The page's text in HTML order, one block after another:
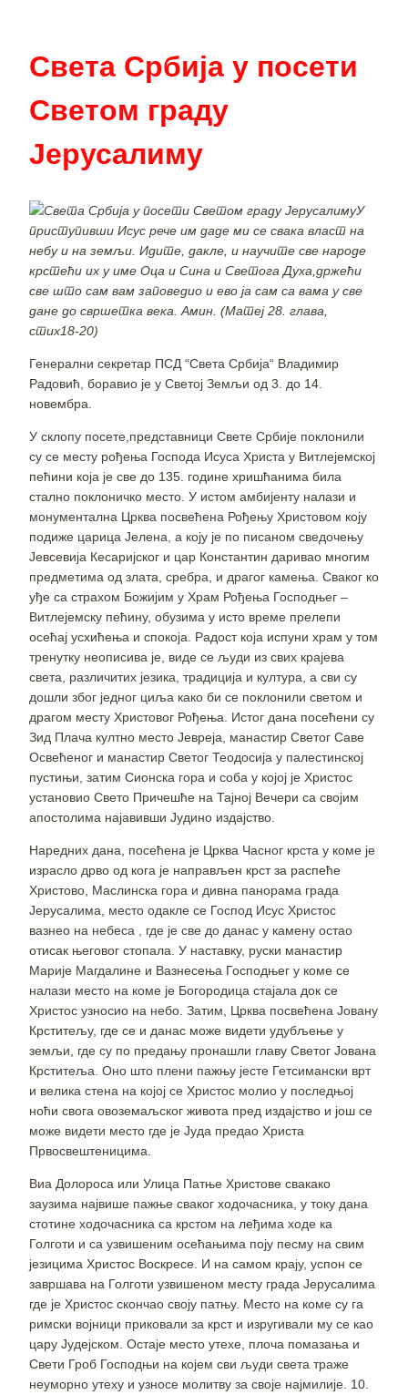
Света Србија у посети
Светом граду
Јерусалиму
У
приступивши Исус рече им даде ми се свака власт на
небу и на земљи. Идите, дакле, и научите све народе
крстећи их у име Оца и Сина и Светога Духа,држећи
све што сам вам заповедио и ево ја сам са вама у све
дане до свршетка века. Амин. (Матеј 28. глава,
стих18-20)
Генерални секретар ПСД “Света Србија“ Владимир
Радовић, боравио је у Светој Земљи од 3. до 14.
новембра.
У склопу посете,представници Свете Србије поклонили
су се месту рођења Господа Исуса Христа у Витлејемској
пећини која је све до 135. године хришћанима била
стално поклоничко место. У истом амбијенту налази и
монументална Црква посвећена Рођењу Христовом коју
подиже царица Јелена, а коју је по писаном сведочењу
Јевсевија Кесаријског и цар Константин даривао многим
предметима од злата, сребра, и драгог камења. Сваког ко
уђе са страхом Божијим у Храм Рођења Господњег –
Витлејемску пећину, обузима у исто време прелепи
осећај усхићења и спокоја. Радост која испуни храм у том
тренутку неописива је, виде се људи из свих крајева
света, различитих језика, традиција и култура, а сви су
дошли због једног циља како би се поклонили светом и
драгом месту Христовог Рођења. Истог дана посећени су
Зид Плача култно место Јевреја, манастир Светог Саве
Освећеног и манастир Светог Теодосија у палестинској
пустињи, затим Сионска гора и соба у којој је Христос
установио Свето Причешће на Тајној Вечери са својим
апостолима најавивши Јудино издајство.
Наредних дана, посећена је Црква Часног крста у коме је
израсло дрво од кога је направљен крст за распеће
Христово, Маслинска гора и дивна панорама града
Јерусалима, место одакле се Господ Исус Христос
вазнео на небеса , где је све до данас у камену остао
отисак његовог стопала. У наставку, руски манастир
Марије Магдалине и Вазнесења Господњег у коме се
налази место на коме је Богородица стајала док се
Христос узносио на небо. Затим, Црква посвећена Јовану
Крститељу, где се и данас може видети удубљење у
земљи, где су по предању пронашли главу Светог Јована
Крститеља. Оно што плени пажњу јесте Гетсимански врт
и велика стена на којој се Христос молио у последњој
ноћи свога овоземаљског живота пред издајство и још се
може видети место где је Јуда предао Христа
Првосвештеницима.
Виа Долороса или Улица Патње Христове свакако
заузима највише пажње сваког ходочасника, у току дана
стотине ходочасника са крстом на леђима ходе ка
Голготи и са узвишеним осећањима поју песму на свим
језицима Христос Воскресе. И на самом крају, успон се
завршава на Голготи узвишеном месту града Јерусалима
где је Христос скончао своју патњу. Место на коме су га
римски војници приковали за крст и изругивали му се као
цару Јудејском. Остаје место утехе, плоча помазања и
Свети Гроб Господњи на којем сви људи света траже
неуморно утеху и узносе молитву за своје најмилије. 10.